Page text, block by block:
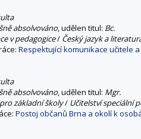
absolvováno, udělen titul: Bc.
v pedagogice/ Český jazyk a
Respektující komunikace učitele
absolvováno, udělen titul: Mgr.
základní školy/ Učitelství speciální
Postoj občanů Brna a okolí k